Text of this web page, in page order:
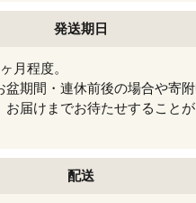
発送期日
月程度。
期間・連休前後の場合や寄
お届けまでお待たせすること
配送